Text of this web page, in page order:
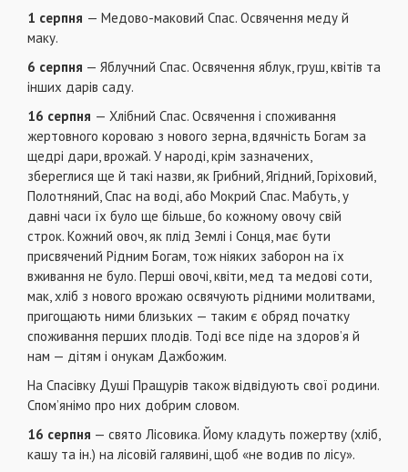
1 серпня — Медово-маковий Спас. Освячення меду й
маку.
6 серпня — Яблучний Спас. Освячення яблук, груш, квітів тa
інших дарів саду.
16 серпня — Хлібний Спас. Освячення i споживання
жертовного короваю з нового зерна, вдячність Богам за
щедрі дари, врожай. У народі, крім зазначених,
збереглися ще й такі назви, як Грибний, Ягідний, Горіховий,
Полотняний, Спас на воді, або Мокрий Спас. Мабуть, у
давні часи їх було ще більше, бо кожному овочу свій
строк. Кожний овоч, як плід Землі і Сонця, має бути
присвячений Рідним Богам, тож ніяких заборон на їх
вживання не було. Перші овочі, квіти, мед та медові соти,
мак, хліб з нового врожаю освячують рідними молитвами,
пригощають ними близьких — таким є обряд початку
споживання перших плодів. Тоді все піде на здоров’я й
нам — дітям і онукам Дажбожим.
На Спасівку Душі Пращурів також відвідують свої родини.
Спом’янімо про них добрим словом.
16 серпня — свято Лісовика. Йому кладуть пожертву (хліб,
кашу та ін.) на лісовій галявині, щоб «не водив по лісу».